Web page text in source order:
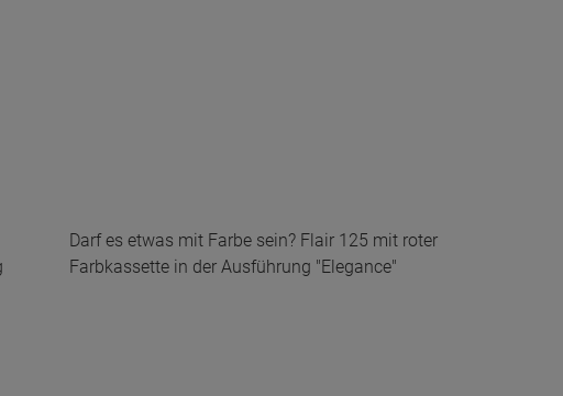
Darf es etwas mit Farbe sein? Flair 125 mit roter
Farbkassette in der Ausführung "Elegance"